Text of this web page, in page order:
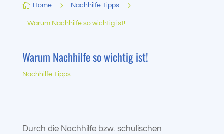
 Home 5 Nachhilfe Tipps 5
Warum Nachhilfe so wichtig ist!
Warum Nachhilfe so wichtig ist!
Nachhilfe Tipps
Durch die Nachhilfe bzw. schulischen